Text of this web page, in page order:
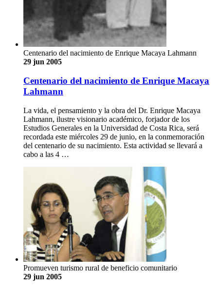
Centenario del nacimiento de Enrique Macaya Lahmann
29 jun 2005
Centenario del nacimiento de Enrique Macaya
Lahmann
La vida, el pensamiento y la obra del Dr. Enrique Macaya
Lahmann, ilustre visionario académico, forjador de los
Estudios Generales en la Universidad de Costa Rica, será
recordada este miércoles 29 de junio, en la conmemoración
del centenario de su nacimiento. Esta actividad se llevará a
cabo a las 4 …
Promueven turismo rural de beneficio comunitario
29 jun 2005